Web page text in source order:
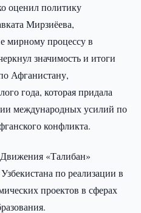
оценил политику
Мирзиёева,
мирному процессу в
значимость и итоги
Афганистану,
года, которая придала
международных усилий по
конфликта.
Движения «Талибан»
по реализации в
проектов в сферах